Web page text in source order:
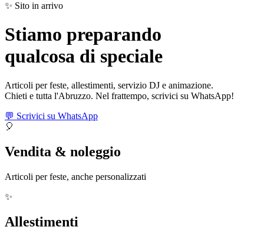
✨ Sito in arrivo
Stiamo preparando
qualcosa di speciale
Articoli per feste, allestimenti, servizio DJ e animazione.
Chieti e tutta l'Abruzzo. Nel frattempo, scrivici su WhatsApp!
💬 Scrivici su WhatsApp
🎈
Vendita & noleggio
Articoli per feste, anche personalizzati
✨
Allestimenti